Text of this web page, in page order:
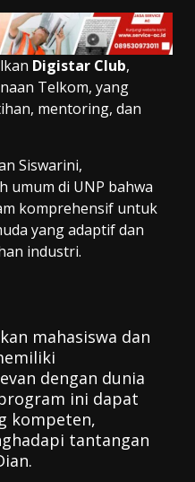
Digistar Club,
Telkom, yang
mentoring, dan
Siswarini,
umum di UNP bahwa
komprehensif untuk
yang adaptif dan
industri.
mahasiswa dan
dengan dunia
ini dapat
kompeten,
tantangan